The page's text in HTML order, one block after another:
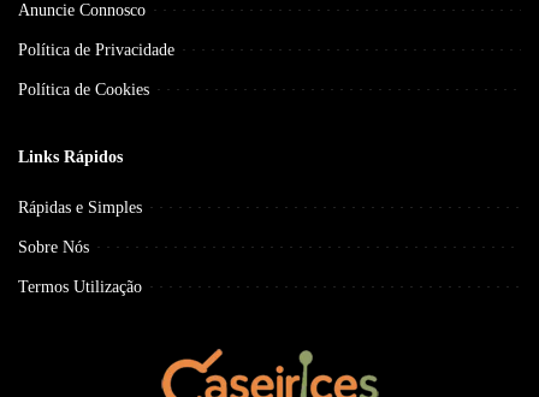
Anuncie Connosco
Política de Privacidade
Política de Cookies
Links Rápidos
Rápidas e Simples
Sobre Nós
Termos Utilização